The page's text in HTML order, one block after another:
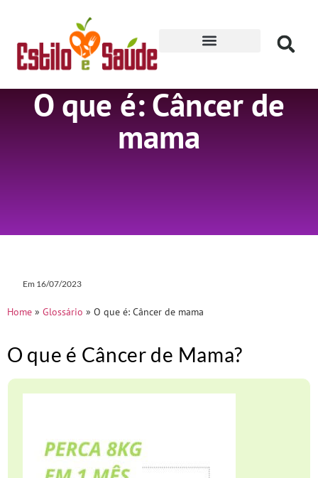
O que é: Câncer de
mama
Em 16/07/2023
Home » Glossário » O que é: Câncer de mama
O que é Câncer de Mama?